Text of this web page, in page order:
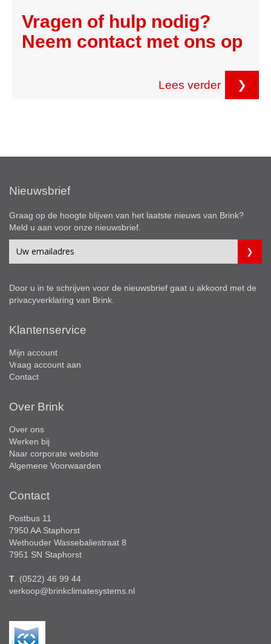
Vragen of hulp nodig?
Neem contact met ons op
Lees verder ❯
Nieuwsbrief
Graag op de hoogte blijven van het laatste nieuws van Brink?
Meld u aan voor onze nieuwsbrief.
Door u in te schrijven voor de nieuwsbrief gaat u akkoord met de
privacyverklaring van Brink.
Klantenservice
Mijn account
Vraag account aan
Contact
Over Brink
Over ons
Werken bij
Naar corporate website
Algemene Voorwaarden
Contact
Postbus 11
7950 AA Staphorst
Wethouder Wassebaliestraat 8
7951 SN Staphorst
T . (0522) 46 99 44
verkoop@brinkclimatesystems.nl